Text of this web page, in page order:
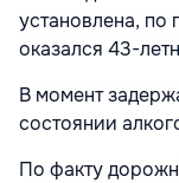
установлена, по
оказался 43-
В момент
состоянии
По факту